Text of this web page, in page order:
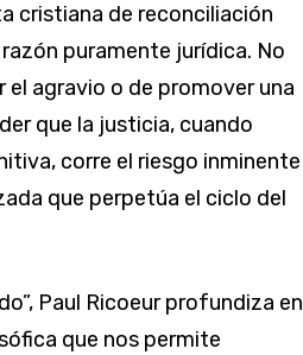
cristiana de reconciliación
puramente jurídica. No
agravio o de promover una
que la justicia, cuando
corre el riesgo inminente
que perpetúa el ciclo del
Paul Ricoeur profundiza en
que nos permite